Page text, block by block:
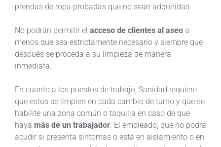
prendas de ropa probadas que no sean adquiridas.
No podrán permitir el acceso de clientes al aseo a
menos que sea estrictamente necesario y siempre que
después se proceda a su limpieza de manera
inmediata.
En cuanto a los puestos de trabajo, Sanidad requiere
que estos se limpien en cada cambio de turno y que se
habilite una zona común o taquilla en caso de que
haya más de un trabajador. El empleado, que no podrá
acudir si presenta síntomas o está en aislamiento o en